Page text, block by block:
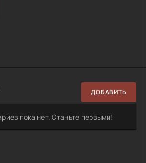
ДОБАВИТЬ
пока нет. Станьте первыми!